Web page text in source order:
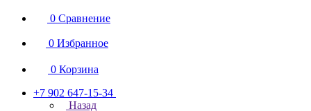
0 Сравнение
0 Избранное
0 Корзина
+7 902 647-15-34
Назад